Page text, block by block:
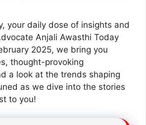
your daily dose of insights and
Anjali Awasthi Today
2025, we bring you
thought-provoking
a look at the trends shaping
as we dive into the stories
to you!